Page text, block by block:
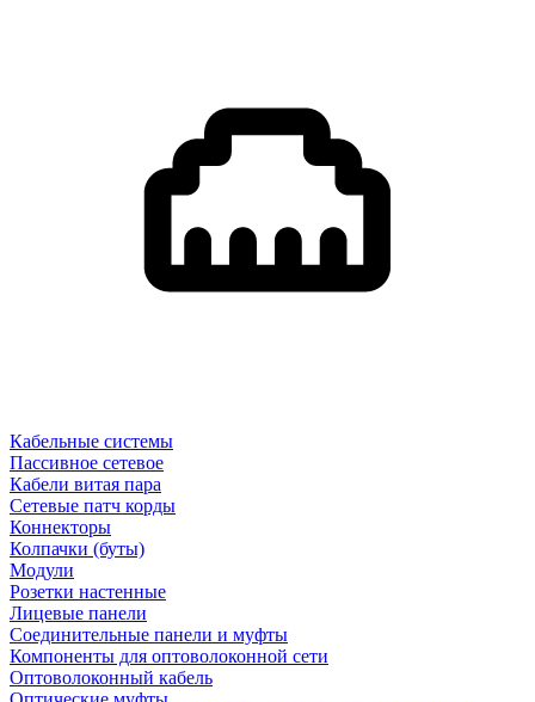
Кабельные системы
Пассивное сетевое
Кабели витая пара
Сетевые патч корды
Коннекторы
Колпачки (буты)
Модули
Розетки настенные
Лицевые панели
Соединительные панели и муфты
Компоненты для оптоволоконной сети
Оптоволоконный кабель